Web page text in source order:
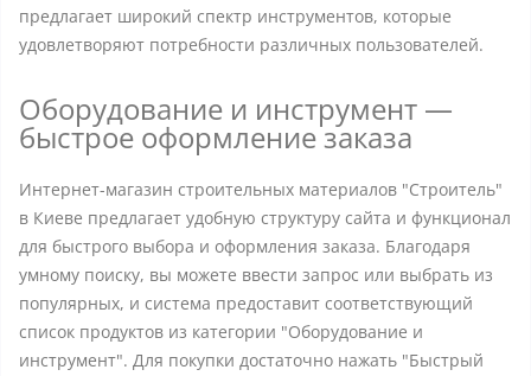
предлагает широкий спектр инструментов, которые
удовлетворяют потребности различных пользователей.
Оборудование и инструмент —
быстрое оформление заказа
Интернет-магазин строительных материалов "Строитель"
в Киеве предлагает удобную структуру сайта и функционал
для быстрого выбора и оформления заказа. Благодаря
умному поиску, вы можете ввести запрос или выбрать из
популярных, и система предоставит соответствующий
список продуктов из категории "Оборудование и
инструмент". Для покупки достаточно нажать "Быстрый